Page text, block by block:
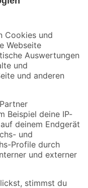
mehr verpassen!